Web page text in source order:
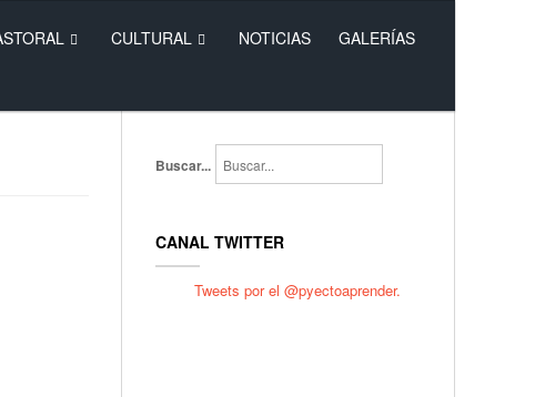
CULTURAL NOTICIAS GALERÍAS
Buscar...
CANAL TWITTER
Tweets por el @pyectoaprender.